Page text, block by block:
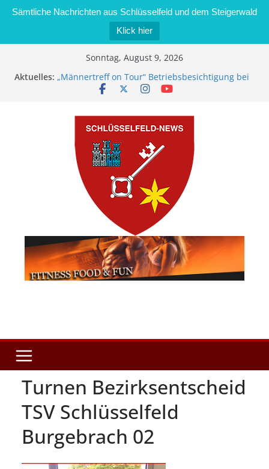
Sämtliche Nachrichten aus Schlüsselfeld und dem Steigerwald
Klick hier
Sonntag, August 9, 2026
Aktuelles: „Männertreff on Tour“ Betriebsbesichtigung bei
der Schreinerei Zimmermann GmbH
Brand in Sägewerk in Bernroth schnell unter
Kontrolle
Stadt Schlüsselfeld bietet Online-Anmeldung für
Kindergartenplätze an
Dieseldiebstahl im Wert von 600 Euro
Turnen Bezirksentscheid
TSV Schlüsselfeld
Burgebrach 02